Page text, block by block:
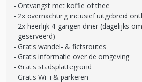
Ontvangst met koffie of thee
2x overnachting inclusief uitgebreid
2x heerlijk 4-gangen diner (dagelijks
geserveerd)
Gratis wandel- & fietsroutes
Gratis informatie over de omgeving
Gratis stadsplattegrond
Gratis WiFi & parkeren